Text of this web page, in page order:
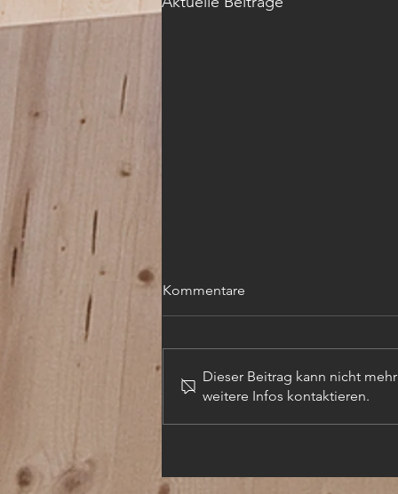
Kommentare
Dieser Beitrag kann nicht
weitere Infos kontaktieren.